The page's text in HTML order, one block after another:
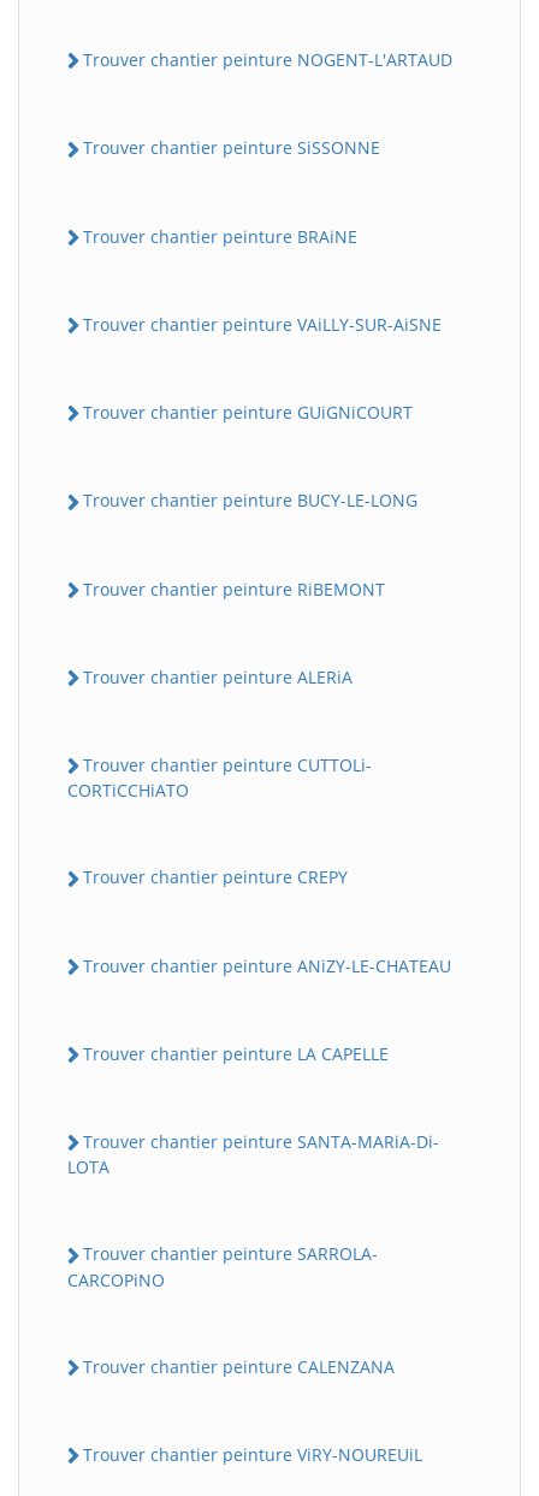
Trouver chantier peinture NOGENT-L'ARTAUD
Trouver chantier peinture SiSSONNE
Trouver chantier peinture BRAiNE
Trouver chantier peinture VAiLLY-SUR-AiSNE
Trouver chantier peinture GUiGNiCOURT
Trouver chantier peinture BUCY-LE-LONG
Trouver chantier peinture RiBEMONT
Trouver chantier peinture ALERiA
Trouver chantier peinture CUTTOLi-
CORTiCCHiATO
Trouver chantier peinture CREPY
Trouver chantier peinture ANiZY-LE-CHATEAU
Trouver chantier peinture LA CAPELLE
Trouver chantier peinture SANTA-MARiA-Di-
LOTA
Trouver chantier peinture SARROLA-
CARCOPiNO
Trouver chantier peinture CALENZANA
Trouver chantier peinture ViRY-NOUREUiL